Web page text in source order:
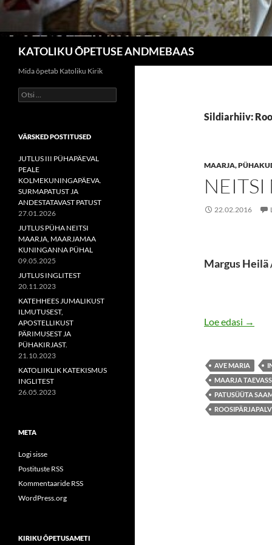
KATOLIKU ÕPETUSE ANDMEBAAS
Sildiarhiiv:
MAARJA,
NEITSI
22.02.2016
Margus Heilä
Loe edasi Neitsi
→
AVE MARIA
MAARJA
PATUSÜÜTA
Mida õpetab Katoliku Kirik
Otsi:
VÄRSKED POSTITUSED
JUTLUS III PÜHAPÄEVAL
PEALE
KOLMEKUNINGAPÄEVA.
SURMAPATUST JA
ANDESTATAVAST PATUST
27.01.2026
JUTLUS PÜHA NEITSI
MAARJA, MAARJAMAA
KUNINGANNA PÜHAL
09.05.2025
JUTLUS INGLITEST
20.11.2023
KATEHHEES JUMALIKUST
ILMUTUSEST,
APOSTELLIKUST
PÄRIMUSEST JA
PÜHAKIRJAST.
21.10.2023
KATOLIIKLIK KATEKISMUS
INGLITEST
26.05.2023
META
Logi sisse
Postituste RSS
Kommentaaride RSS
WordPress.org
KIRIKU ÕPETUSAMETI